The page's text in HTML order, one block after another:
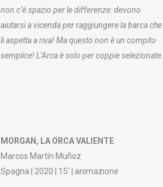
non c’è spazio per le differenze: devono
aiutarsi a vicenda per raggiungere la barca che
li aspetta a riva! Ma questo non è un compito
semplice! L’Arca è solo per coppie selezionate.
MORGAN, LA ORCA VALIENTE
Marcos Martín Muñoz
Spagna | 2020 | 15′ | animazione